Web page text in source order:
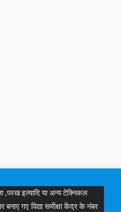
,परख इत्यादि या अन्य टेक्निकल
गए विद्या समीक्षा केंद्र के नंबर